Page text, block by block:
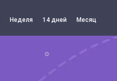
Неделя 14 дней Месяц